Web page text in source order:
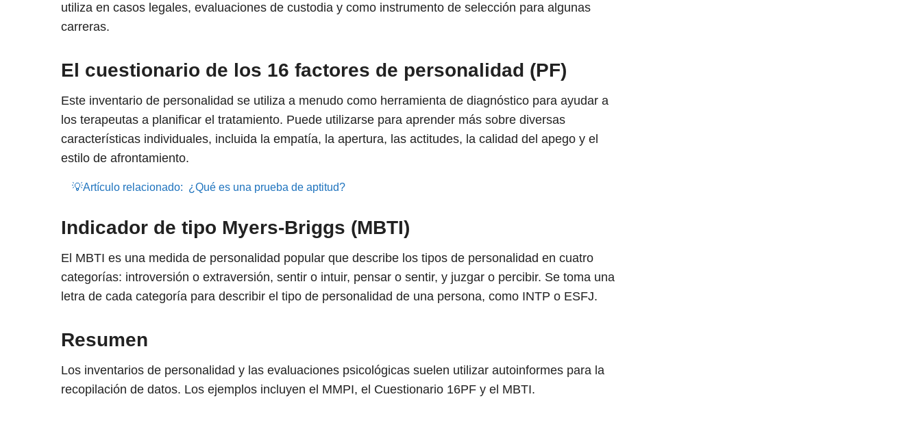
utiliza en casos legales, evaluaciones de custodia y como instrumento de selección para algunas
carreras.
El cuestionario de los 16 factores de personalidad (PF)
Este inventario de personalidad se utiliza a menudo como herramienta de diagnóstico para ayudar a
los terapeutas a planificar el tratamiento. Puede utilizarse para aprender más sobre diversas
características individuales, incluida la empatía, la apertura, las actitudes, la calidad del apego y el
estilo de afrontamiento.
💡Artículo relacionado: ¿Qué es una prueba de aptitud?
Indicador de tipo Myers-Briggs (MBTI)
El MBTI es una medida de personalidad popular que describe los tipos de personalidad en cuatro
categorías: introversión o extraversión, sentir o intuir, pensar o sentir, y juzgar o percibir. Se toma una
letra de cada categoría para describir el tipo de personalidad de una persona, como INTP o ESFJ.
Resumen
Los inventarios de personalidad y las evaluaciones psicológicas suelen utilizar autoinformes para la
recopilación de datos. Los ejemplos incluyen el MMPI, el Cuestionario 16PF y el MBTI.